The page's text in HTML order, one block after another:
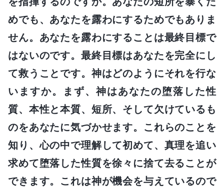
めでも、あなたを露わにするためでもありま
せん。あなたを露わにすることは最終目標で
はないのです。最終目標はあなたを完全にし
て救うことです。神はどのようにそれを行な
いますか。まず、神はあなたの堕落した性
質、本性と本質、短所、そして欠けているも
のをあなたに気づかせます。これらのことを
知り、心の中で理解して初めて、真理を追い
求めて堕落した性質を徐々に捨て去ることが
できます。これは神が機会を与えているので